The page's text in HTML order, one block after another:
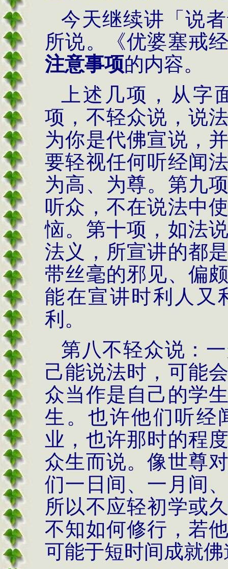
今天继续讲「说
所说。《优婆塞戒
注意事项的内容。
上述几项，从字
项，不轻众说，说
为你是代佛宣说，
要轻视任何听经闻
为高、为尊。第九
听众，不在说法中
恼。第十项，如法
法义，所宣讲的都
带丝毫的邪见、偏
能在宣讲时利人又
利。
第八不轻众说：
己能说法时，可能
众当作是自己的学
生。也许他们听经
业，也许那时的程
众生而说。像世尊
们一日间、一月间
所以不应轻初学或
不知如何修行，若
可能于短时间成就